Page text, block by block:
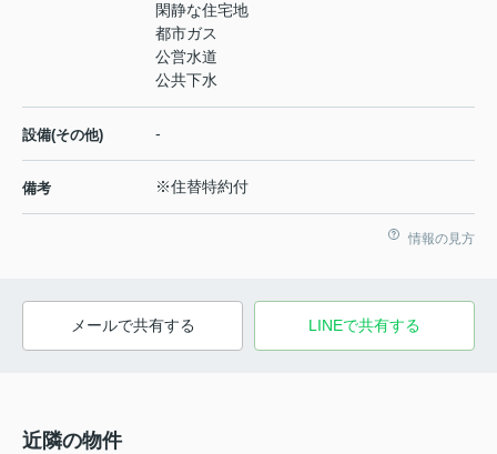
閑静な住宅地
都市ガス
公営水道
公共下水
設備(その他) -
備考 ※住替特約付
情報の見方
メールで共有する LINEで共有する
近隣の物件